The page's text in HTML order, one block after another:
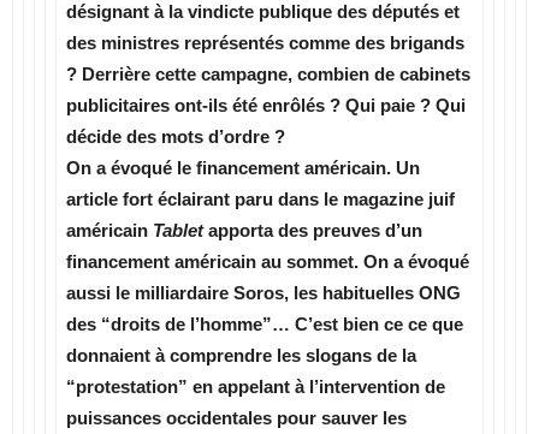
désignant à la vindicte publique des députés et
des ministres représentés comme des brigands
? Derrière cette campagne, combien de cabinets
publicitaires ont-ils été enrôlés ? Qui paie ? Qui
décide des mots d’ordre ?
On a évoqué le financement américain. Un
article fort éclairant paru dans le magazine juif
américain Tabletapporta des preuves d’un
financement américain au sommet. On a évoqué
aussi le milliardaire Soros, les habituelles ONG
des “droits de l’homme”… C’est bien ce ce que
donnaient à comprendre les slogans de la
“protestation” en appelant à l’intervention de
puissances occidentales pour sauver les